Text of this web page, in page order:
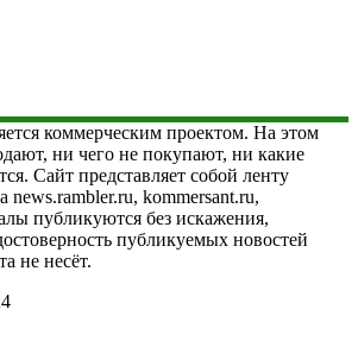
коммерческим проектом. На этом
ни чего не покупают, ни какие
Сайт представляет собой ленту
news.rambler.ru, kommersant.ru,
публикуются без искажения,
публикуемых новостей
не несёт.